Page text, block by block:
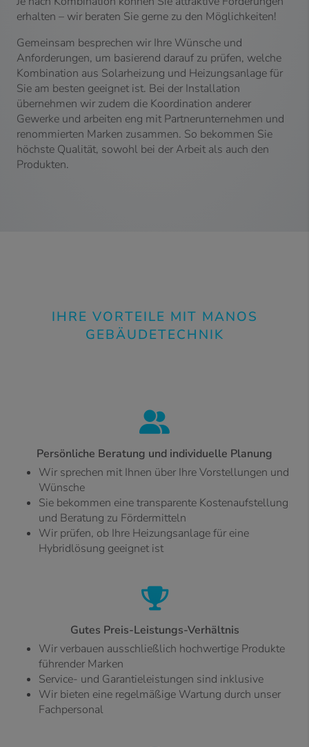
erhalten – wir beraten Sie gerne zu den Möglichkeiten!
Gemeinsam besprechen wir Ihre Wünsche und
Anforderungen, um basierend darauf zu prüfen, welche
Kombination aus Solarheizung und Heizungsanlage für
Sie am besten geeignet ist. Bei der Installation
übernehmen wir zudem die Koordination anderer
Gewerke und arbeiten eng mit Partnerunternehmen und
renommierten Marken zusammen. So bekommen Sie
höchste Qualität, sowohl bei der Arbeit als auch den
Produkten.
IHRE VORTEILE MIT MANOS
GEBÄUDETECHNIK
Persönliche Beratung und individuelle Planung
Wir sprechen mit Ihnen über Ihre Vorstellungen und
Wünsche
Sie bekommen eine transparente Kostenaufstellung
und Beratung zu Fördermitteln
Wir prüfen, ob Ihre Heizungsanlage für eine
Hybridlösung geeignet ist
Gutes Preis-Leistungs-Verhältnis
Wir verbauen ausschließlich hochwertige Produkte
führender Marken
Service- und Garantieleistungen sind inklusive
Wir bieten eine regelmäßige Wartung durch unser
Fachpersonal